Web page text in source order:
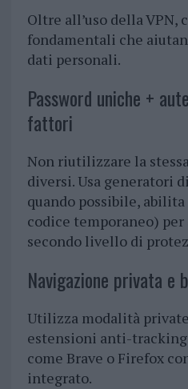
Oltre all’uso della
fondamentali che
dati personali.
Password uniche +
fattori
Non riutilizzare la
diversi. Usa generatori
quando possibile,
codice temporaneo)
secondo livello di
Navigazione privata e
Utilizza modalità
estensioni anti-tracking
come Brave o Firefox
integrato.